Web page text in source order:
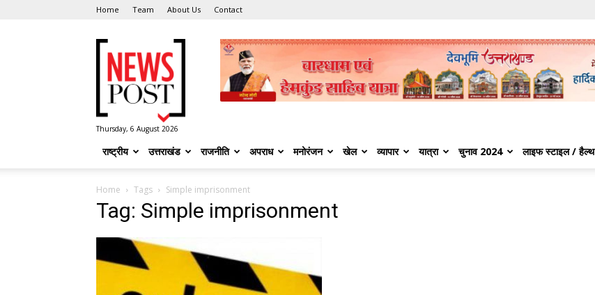
Home Team About Us Contact
Post
Thursday, 6 August 2026
राष्ट्रीय उत्तराखंड राजनीति अपराध मनोरंजन खेल व्यापार यात्रा चुनाव 2024 लाइफ स्टाइल / हैल्थ
Home Tags Simple imprisonment
Tag: Simple imprisonment